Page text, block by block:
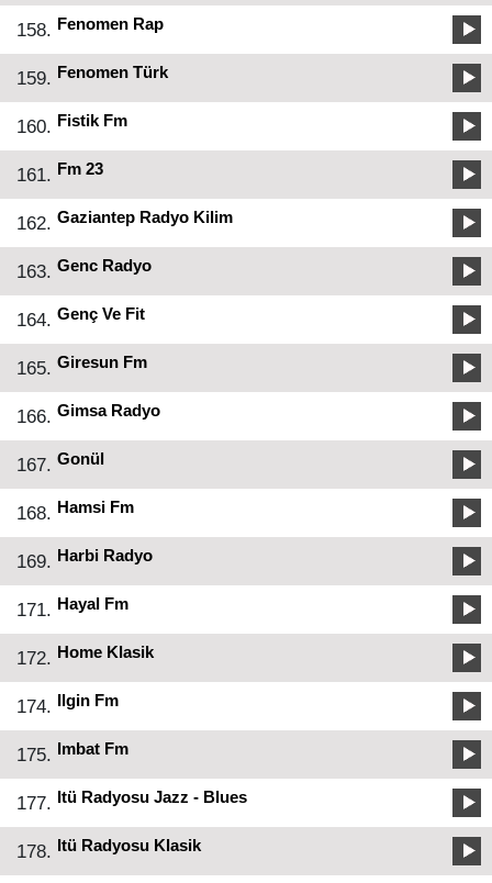
158. Fenomen Rap
159. Fenomen Türk
160. Fistik Fm
161. Fm 23
162. Gaziantep Radyo Kilim
163. Genc Radyo
164. Genç Ve Fit
165. Giresun Fm
166. Gimsa Radyo
167. Gonül
168. Hamsi Fm
169. Harbi Radyo
171. Hayal Fm
172. Home Klasik
174. Ilgin Fm
175. Imbat Fm
177. Itü Radyosu Jazz - Blues
178. Itü Radyosu Klasik